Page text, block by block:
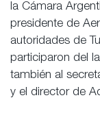
la Cámara
presidente de
autoridades de
participaron del
también al
y el director de